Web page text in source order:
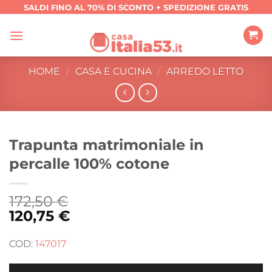
contenuti
SALDI FINO AL 70% DI SCONTO + SPEDIZIONE GRATIS
HOME / CASA E CUCINA / ARREDO LETTO
Trapunta matrimoniale in
percalle 100% cotone
172,50€
120,75 €
COD: 147017